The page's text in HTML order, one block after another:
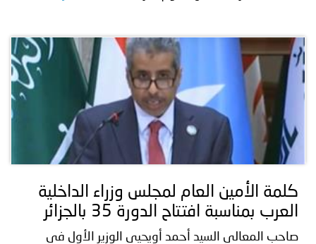
كلمة الأمين العام لمجلس وزراء الداخلية
العرب بمناسبة افتتاح الدورة 35 بالجزائر
صاحب المعالي السيد أحمد أويحيى الوزير الأول في